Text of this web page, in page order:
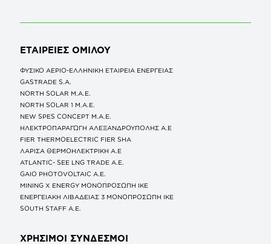
ΕΤΑΙΡΕΙΕΣ ΟΜΙΛΟΥ
ΦΥΣΙΚΟ ΑΕΡΙΟ-ΕΛΛΗΝΙΚΗ ΕΤΑΙΡΕΙΑ ΕΝΕΡΓΕΙΑΣ
GASTRADE S.A.
NORTH SOLAR M.Α.Ε.
NORTH SOLAR 1 M.Α.Ε.
NEW SPES CONCEPT Μ.Α.Ε.
ΗΛΕΚΤΡΟΠΑΡΑΓΩΓΗ ΑΛΕΞΑΝΔΡΟΥΠΟΛΗΣ A.E
FIER THERMOELECTRIC FIER SHA
ΛΑΡΙΣΑ ΘΕΡΜΟΗΛΕΚΤΡΙΚΗ A.E
ATLANTIC- SEE LNG TRADE A.E.
GAIO PHOTOVOLTAIC Α.Ε.
MINING X ENERGY ΜΟΝΟΠΡΟΣΩΠΗ ΙΚΕ
ΕΝΕΡΓΕΙΑΚΗ ΛΙΒΑΔΕΙΑΣ 3 ΜΟΝΟΠΡΟΣΩΠΗ ΙΚΕ
SOUTH STAFF Α.Ε.
ΧΡΗΣΙΜΟΙ ΣΥΝΔΕΣΜΟΙ